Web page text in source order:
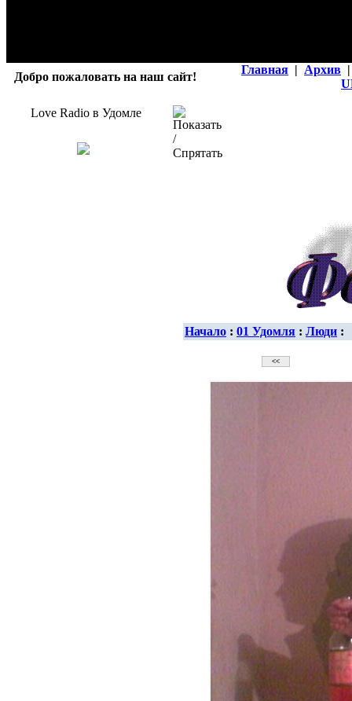
Добро пожаловать на наш сайт!
Главная | Архив |
Love Radio в Удомле
Начало : 01 Удомля : Люди :